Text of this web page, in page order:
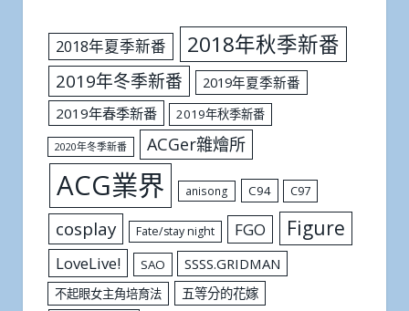
2018年夏季新番 2018年秋季新番
2019年冬季新番
2019年夏季新番
2019年春季新番
2019年秋季新番
2020年冬季新番 ACGer雜燴所
ACG業界 anisong C94 C97
cosplay Fate/stay night FGO Figure
LoveLive! SAO SSSS.GRIDMAN
不起眼女主角培育法 五等分的花嫁